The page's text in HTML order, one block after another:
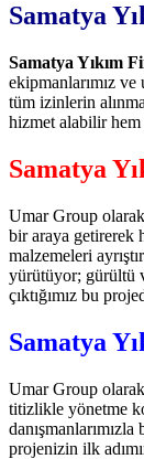
Samatya
Samatya Yıkım
ekipmanlarımız
tüm izinlerin
hizmet alabilir
Samatya
Umar Group
bir araya getirerek
malzemeleri
yürütüyor; gürültü
çıktığımız bu
Samatya
Umar Group
titizlikle yönetme
projenizin ilk